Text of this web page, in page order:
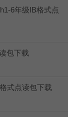
6年级IB格式点
包下载
式点读包下载